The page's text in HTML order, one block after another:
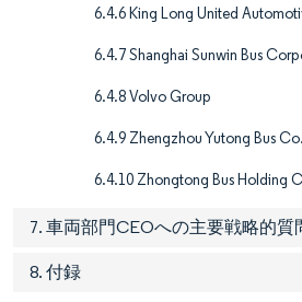
6.4.6 King Long United
6.4.7 Shanghai Sunwin Bus
6.4.8 Volvo Group
6.4.9 Zhengzhou Yutong Bus
6.4.10 Zhongtong Bus Holding
7. 車両部門CEOへの主要戦略的質
8. 付録